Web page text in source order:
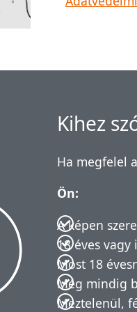
Kihez
Ha megfelel
Ön:
A képen
18 éves
Most 18
Még mindig
Meztelenül,